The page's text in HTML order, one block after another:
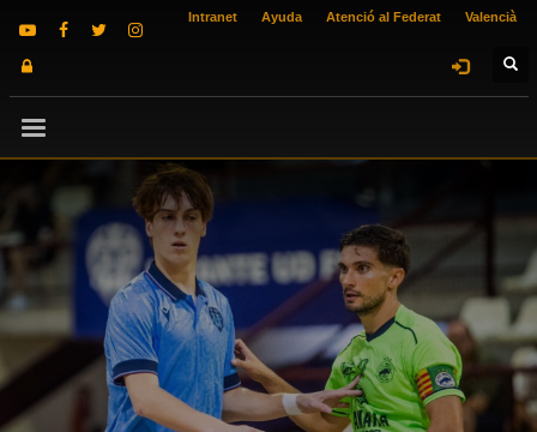
Intranet Ayuda Atenció al Federat Valencià